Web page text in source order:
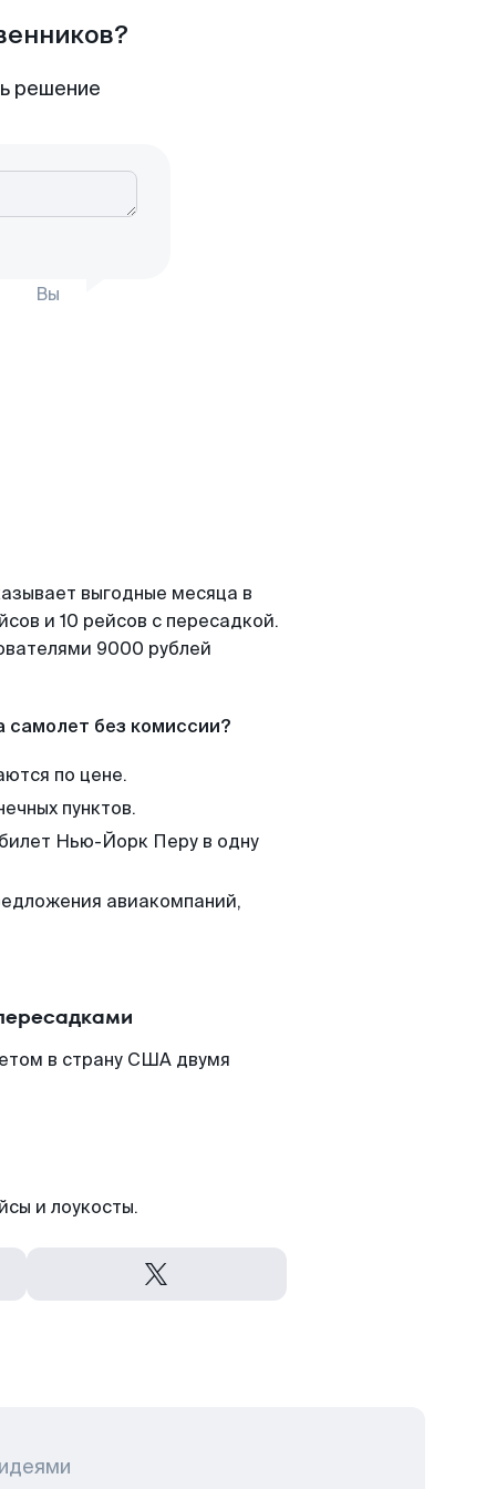
решение
Вы
выгодные месяца в
и 10 рейсов с пересадкой.
9000 рублей
самолет без комиссии?
по цене.
пунктов.
Нью-Йорк Перу в одну
авиакомпаний,
в страну США двумя
и лоукосты.